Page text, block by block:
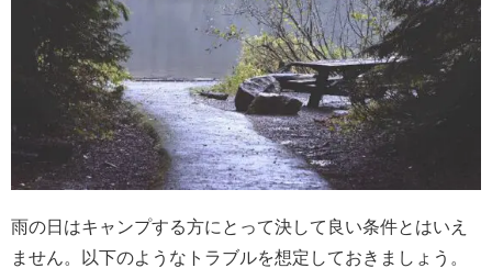
雨の日はキャンプする方にとって決して良い条件とはいえ
ません。以下のようなトラブルを想定しておきましょう。